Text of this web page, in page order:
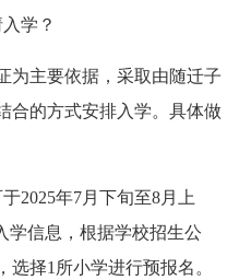
学？
为主要依据，采取由随迁子
合的方式安排入学。具体做
2025年7月下旬至8月上
学信息，根据学校招生公
择1所小学进行预报名。